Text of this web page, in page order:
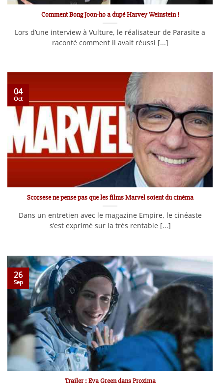
Comment Bong Joon-ho a dupé Harvey Weinstein !
Lors d’une interview à Vulture, le réalisateur de Parasite a
raconté comment il avait réussi [...]
Scorsese ne pense pas que les films Marvel soient du cinéma
Dans un entretien avec le magazine Empire, le cinéaste
s’est exprimé sur la très rentable [...]
04
Oct
Trailer : Eva Green dans Proxima
26
Sep